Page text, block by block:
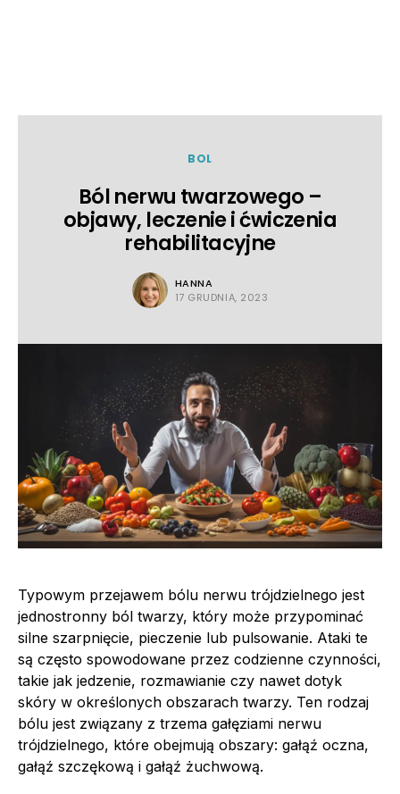
BOL
Ból nerwu twarzowego –
objawy, leczenie i ćwiczenia
rehabilitacyjne
HANNA
17 GRUDNIA, 2023
Typowym przejawem bólu nerwu trójdzielnego jest
jednostronny ból twarzy, który może przypominać
silne szarpnięcie, pieczenie lub pulsowanie. Ataki te
są często spowodowane przez codzienne czynności,
takie jak jedzenie, rozmawianie czy nawet dotyk
skóry w określonych obszarach twarzy. Ten rodzaj
bólu jest związany z trzema gałęziami nerwu
trójdzielnego, które obejmują obszary: gałąź oczna,
gałąź szczękową i gałąź żuchwową.